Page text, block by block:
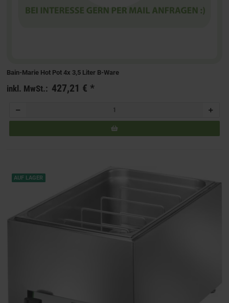
Bain-Marie Hot Pot 4x 3,5 Liter B-Ware
inkl. MwSt.: 427,21 €*
AUF LAGER